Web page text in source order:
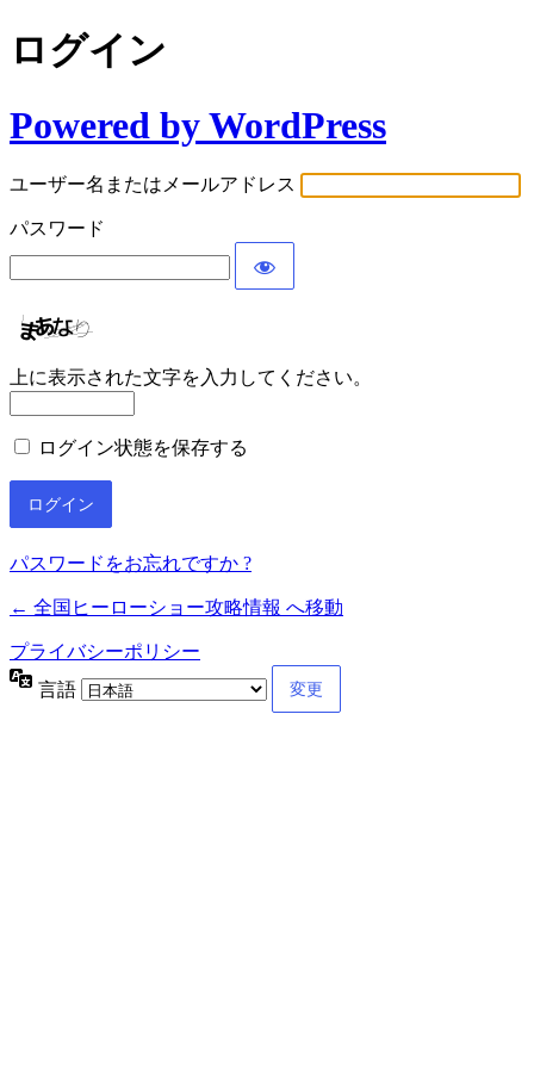
ログイン
Powered by WordPress
ユーザー名またはメールアドレス
パスワード
上に表示された文字を入力してください。
ログイン状態を保存する
パスワードをお忘れですか ?
← 全国ヒーローショー攻略情報 へ移動
プライバシーポリシー
言語